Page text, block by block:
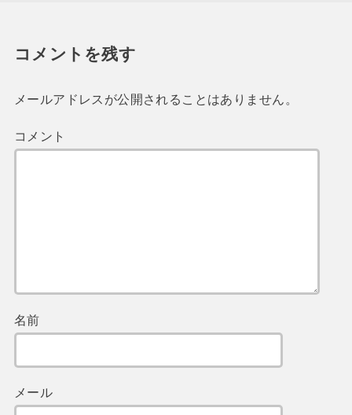
コメントを残す
メールアドレスが公開されることはありません。
コメント
名前
メール